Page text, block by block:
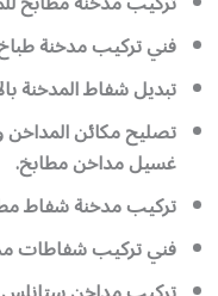
فني تركيب مدخنة
تبديل شفاط المدخنة
تصليح مكائن
غسيل مداخن مطابخ.
تركيب مدخنة شفاط
فني تركيب شفاطات